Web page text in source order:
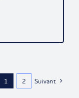
1 2 Suivant